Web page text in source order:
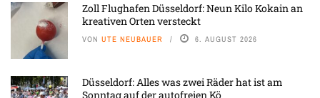
Zoll Flughafen Düsseldorf: Neun Kilo Kokain an
kreativen Orten versteckt
VON UTE NEUBAUER 6. AUGUST 2026
Düsseldorf: Alles was zwei Räder hat ist am
Sonntag auf der autofreien Kö